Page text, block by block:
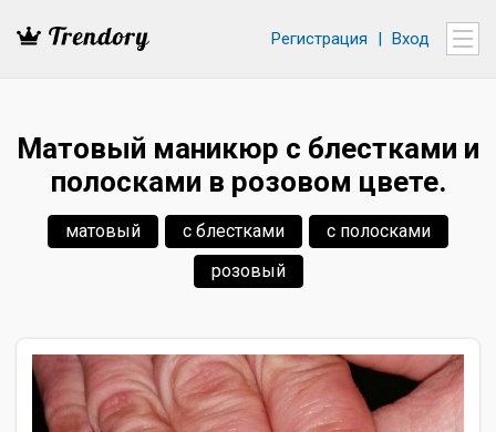
Регистрация | Вход
Матовый маникюр с блестками и
полосками в розовом цвете.
матовый с блестками
с полосками
розовый